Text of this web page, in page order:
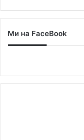
Ми на FaceBook